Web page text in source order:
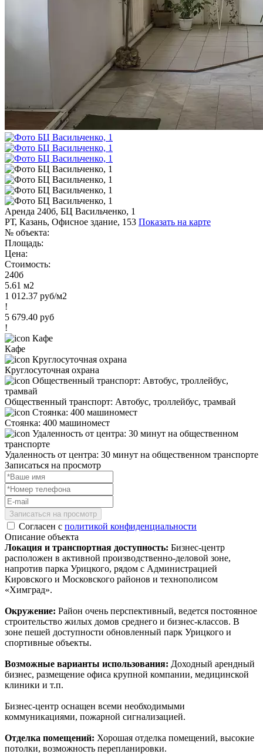
Аренда 240б, БЦ Васильченко, 1
РТ, Казань, Офисное здание, 153 Показать на карте
№ объекта:
Площадь:
Цена:
Стоимость:
240б
5.61 м2
1 012.37 руб/м2
!
5 679.40 руб
!
Кафе
Круглосуточная охрана
Общественный транспорт: Автобус, троллейбус, трамвай
Стоянка: 400 машиномест
Удаленность от центра: 30 минут на общественном транспорте
Записаться на просмотр
Записаться на просмотр
Согласен с политикой конфиденциальности
Описание объекта
Локация и транспортная доступность: Бизнес-центр
расположен в активной производственно-деловой зоне,
напротив парка Урицкого, рядом с Администрацией
Кировского и Московского районов и технополисом
«Химград».
Окружение: Район очень перспективный, ведется постоянное
строительство жилых домов среднего и бизнес-классов. В
зоне пешей доступности обновленный парк Урицкого и
спортивные объекты.
Возможные варианты использования: Доходный арендный
бизнес, размещение офиса крупной компании, медицинской
клиники и т.п.
Бизнес-центр оснащен всеми необходимыми
коммуникациями, пожарной сигнализацией.
Отделка помещений: Хорошая отделка помещений, высокие
потолки, возможность перепланировки.